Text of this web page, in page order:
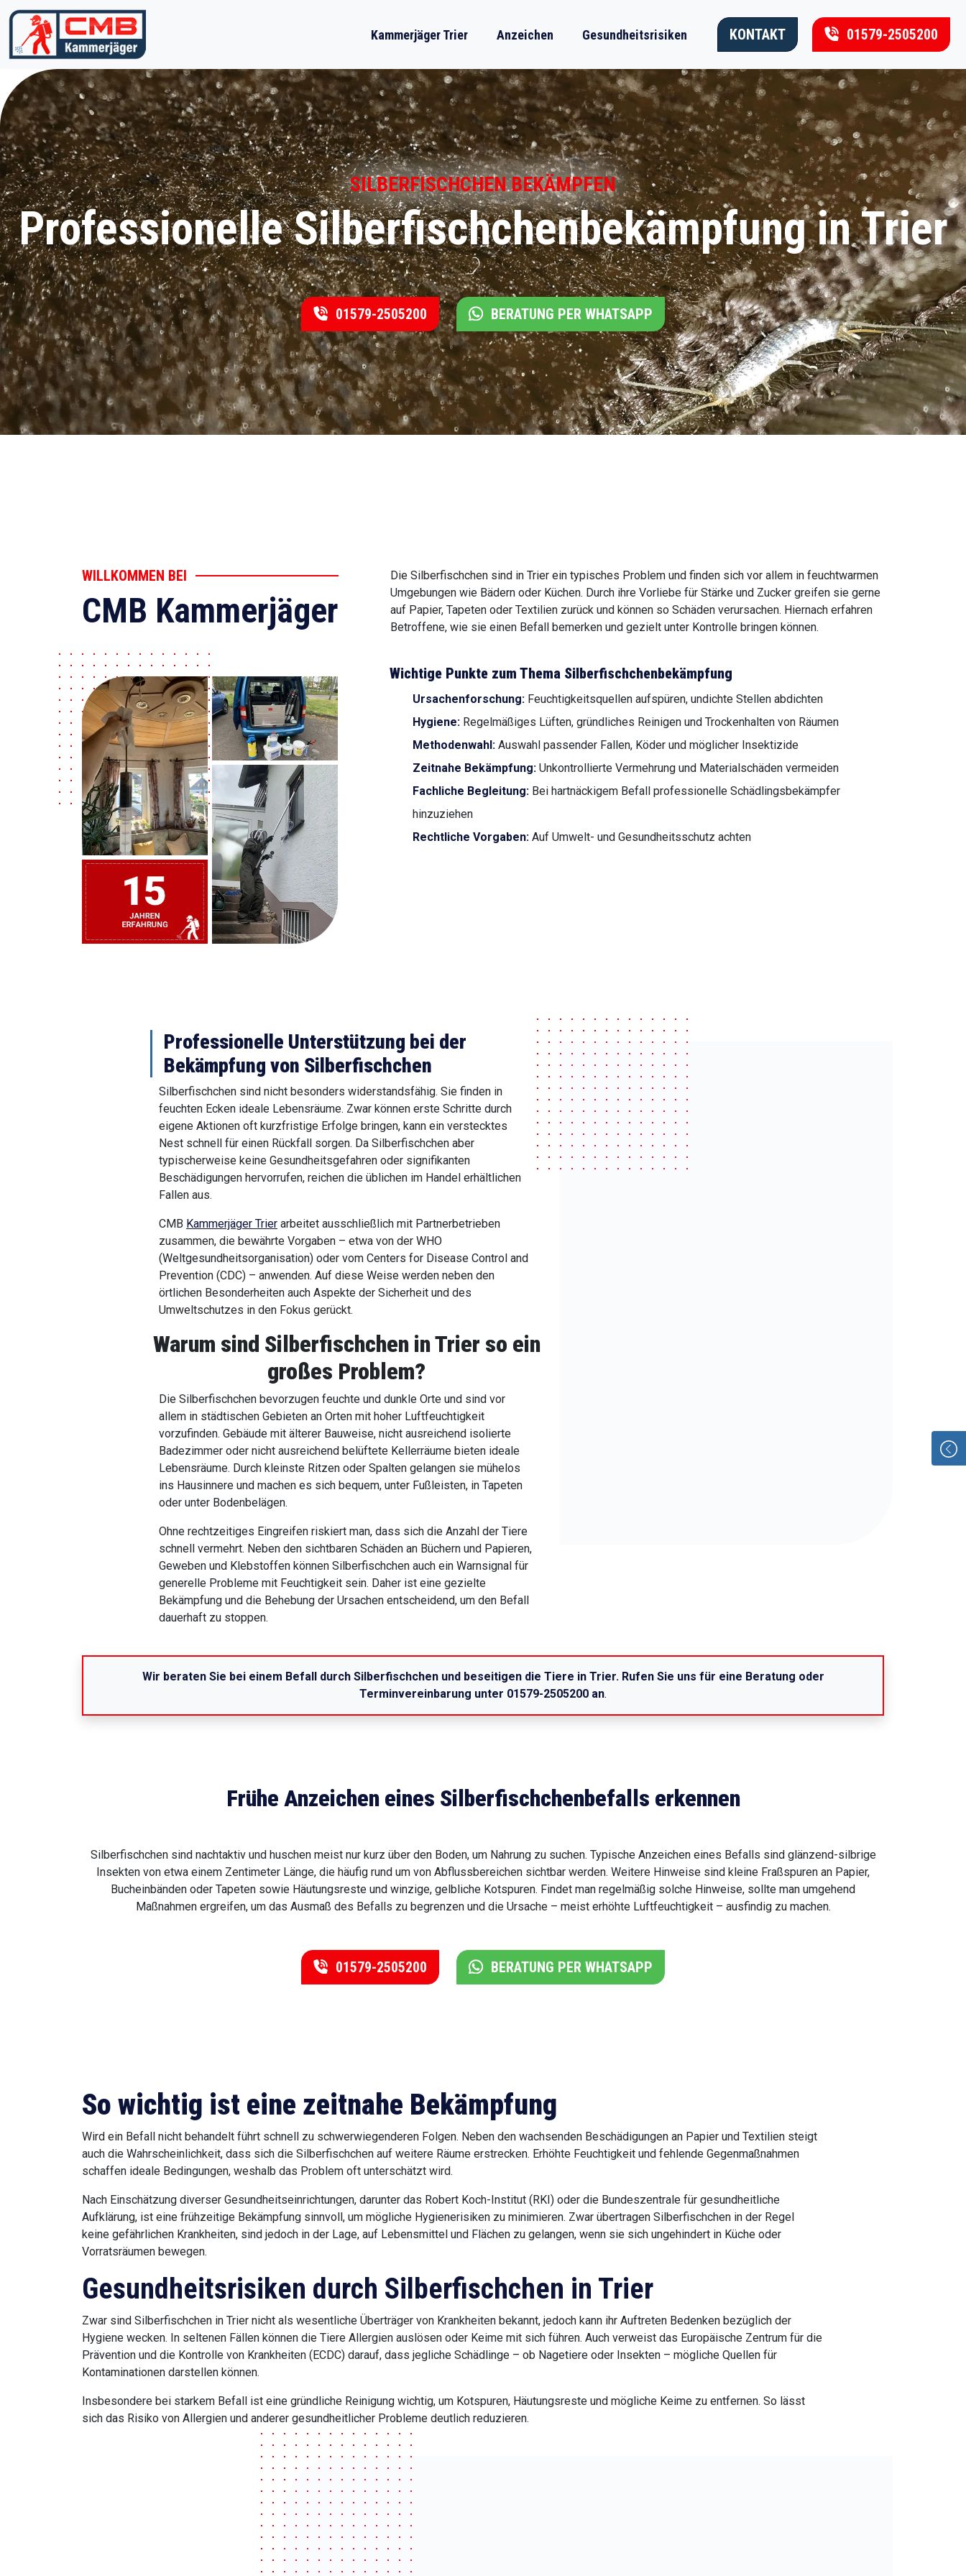
Zum Inhalt springen Kammerjäger Trier Anzeichen Gesundheitsrisiken KONTAKT 01579-2505200
SILBERFISCHCHEN BEKÄMPFEN
Professionelle Silberfischchenbekämpfung in Trier
01579-2505200 BERATUNG PER WHATSAPP
WILLKOMMEN BEI
CMB Kammerjäger
Die Silberfischchen sind in Trier ein typisches Problem und finden sich vor allem in feuchtwarmen
Umgebungen wie Bädern oder Küchen. Durch ihre Vorliebe für Stärke und Zucker greifen sie gerne
auf Papier, Tapeten oder Textilien zurück und können so Schäden verursachen. Hiernach erfahren
Betroffene, wie sie einen Befall bemerken und gezielt unter Kontrolle bringen können.
Wichtige Punkte zum Thema Silberfischchenbekämpfung
Ursachenforschung: Feuchtigkeitsquellen aufspüren, undichte Stellen abdichten
Hygiene: Regelmäßiges Lüften, gründliches Reinigen und Trockenhalten von Räumen
Methodenwahl: Auswahl passender Fallen, Köder und möglicher Insektizide
Zeitnahe Bekämpfung: Unkontrollierte Vermehrung und Materialschäden vermeiden
Fachliche Begleitung: Bei hartnäckigem Befall professionelle Schädlingsbekämpfer
hinzuziehen
Rechtliche Vorgaben: Auf Umwelt- und Gesundheitsschutz achten
Professionelle Unterstützung bei der
Bekämpfung von Silberfischchen
Silberfischchen sind nicht besonders widerstandsfähig. Sie finden in
feuchten Ecken ideale Lebensräume. Zwar können erste Schritte durch
eigene Aktionen oft kurzfristige Erfolge bringen, kann ein verstecktes
Nest schnell für einen Rückfall sorgen. Da Silberfischchen aber
typischerweise keine Gesundheitsgefahren oder signifikanten
Beschädigungen hervorrufen, reichen die üblichen im Handel erhältlichen
Fallen aus.
CMB Kammerjäger Trier arbeitet ausschließlich mit Partnerbetrieben
zusammen, die bewährte Vorgaben – etwa von der WHO
(Weltgesundheitsorganisation) oder vom Centers for Disease Control and
Prevention (CDC) – anwenden. Auf diese Weise werden neben den
örtlichen Besonderheiten auch Aspekte der Sicherheit und des
Umweltschutzes in den Fokus gerückt.
Warum sind Silberfischchen in Trier so ein
großes Problem?
Die Silberfischchen bevorzugen feuchte und dunkle Orte und sind vor
allem in städtischen Gebieten an Orten mit hoher Luftfeuchtigkeit
vorzufinden. Gebäude mit älterer Bauweise, nicht ausreichend isolierte
Badezimmer oder nicht ausreichend belüftete Kellerräume bieten ideale
Lebensräume. Durch kleinste Ritzen oder Spalten gelangen sie mühelos
ins Hausinnere und machen es sich bequem, unter Fußleisten, in Tapeten
oder unter Bodenbelägen.
Ohne rechtzeitiges Eingreifen riskiert man, dass sich die Anzahl der Tiere
schnell vermehrt. Neben den sichtbaren Schäden an Büchern und Papieren,
Geweben und Klebstoffen können Silberfischchen auch ein Warnsignal für
generelle Probleme mit Feuchtigkeit sein. Daher ist eine gezielte
Bekämpfung und die Behebung der Ursachen entscheidend, um den Befall
dauerhaft zu stoppen.
Wir beraten Sie bei einem Befall durch Silberfischchen und beseitigen die Tiere in Trier. Rufen Sie uns für eine Beratung oder
Terminvereinbarung unter 01579-2505200 an.
Frühe Anzeichen eines Silberfischchenbefalls erkennen
Silberfischchen sind nachtaktiv und huschen meist nur kurz über den Boden, um Nahrung zu suchen. Typische Anzeichen eines Befalls sind glänzend-silbrige
Insekten von etwa einem Zentimeter Länge, die häufig rund um von Abflussbereichen sichtbar werden. Weitere Hinweise sind kleine Fraßspuren an Papier,
Bucheinbänden oder Tapeten sowie Häutungsreste und winzige, gelbliche Kotspuren. Findet man regelmäßig solche Hinweise, sollte man umgehend
Maßnahmen ergreifen, um das Ausmaß des Befalls zu begrenzen und die Ursache – meist erhöhte Luftfeuchtigkeit – ausfindig zu machen.
01579-2505200 BERATUNG PER WHATSAPP
So wichtig ist eine zeitnahe Bekämpfung
Wird ein Befall nicht behandelt führt schnell zu schwerwiegenderen Folgen. Neben den wachsenden Beschädigungen an Papier und Textilien
steigt auch die Wahrscheinlichkeit, dass sich die Silberfischchen auf weitere Räume erstrecken. Erhöhte Feuchtigkeit und fehlende
Gegenmaßnahmen schaffen ideale Bedingungen, weshalb das Problem oft unterschätzt wird.
Nach Einschätzung diverser Gesundheitseinrichtungen, darunter das Robert Koch-Institut (RKI) oder die Bundeszentrale für gesundheitliche
Aufklärung, ist eine frühzeitige Bekämpfung sinnvoll, um mögliche Hygienerisiken zu minimieren. Zwar übertragen Silberfischchen in der Regel
keine gefährlichen Krankheiten, sind jedoch in der Lage, auf Lebensmittel und Flächen zu gelangen, wenn sie sich ungehindert in Küche oder
Vorratsräumen bewegen.
Gesundheitsrisiken durch Silberfischchen in Trier
Zwar sind Silberfischchen in Trier nicht als wesentliche Überträger von Krankheiten bekannt, jedoch kann ihr Auftreten Bedenken bezüglich der
Hygiene wecken. In seltenen Fällen können die Tiere Allergien auslösen oder Keime mit sich führen. Auch verweist das Europäische Zentrum für
die Prävention und die Kontrolle von Krankheiten (ECDC) darauf, dass jegliche Schädlinge – ob Nagetiere oder Insekten – mögliche Quellen für
Kontaminationen darstellen können.
Insbesondere bei starkem Befall ist eine gründliche Reinigung wichtig, um Kotspuren, Häutungsreste und mögliche Keime zu entfernen. So lässt
sich das Risiko von Allergien und anderer gesundheitlicher Probleme deutlich reduzieren.
Effektive Methoden zur Silberfischchenbekämpfung
Trotz aller Vorsichtsmaßnahmen, besteht trotzdem die Möglichkeit, dass ein Befall durch Silberfischchen auftritt. In diesem Fall, stehen mehrere Methoden, um
zuverlässig anlocken und fangen. Zusätzlich kommen chemische Präparate wie geeignete Insektizide in Spray- oder Köderform als Möglichkeit bereit, wobei